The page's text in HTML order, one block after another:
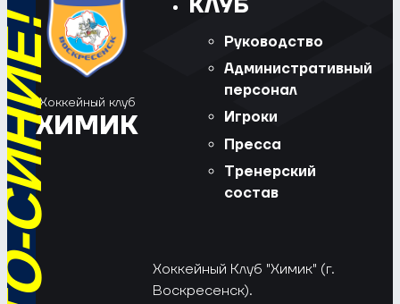
Хоккейный клуб
ХИМИК
КЛУБ
Руководство
Административный
персонал
Игроки
Пресса
Тренерский
состав
Хоккейный Клуб "Химик" (г.
Воскресенск).